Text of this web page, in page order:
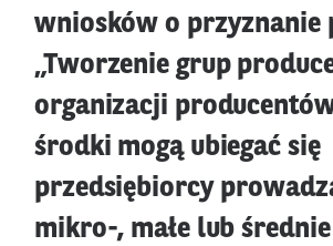
wniosków o przyznanie
„Tworzenie grup
organizacji
środki mogą ubiegać się
przedsiębiorcy
mikro-, małe lub średnie